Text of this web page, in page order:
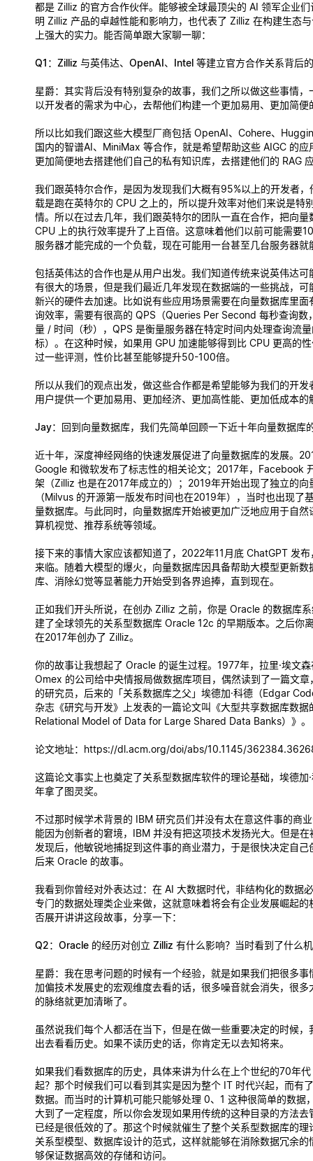
都是 Zilliz 的官方合作伙伴。能够被全球最顶尖的 AI 领军企业
明 Zilliz 产品的卓越性能和影响力，也代表了 Zilliz 在构建生态
上强大的实力。能否简单跟大家聊一聊：
Q1：Zilliz 与英伟达、OpenAI、Intel 等建立官方合作关系背后
星爵：其实背后没有特别复杂的故事，我们之所以做这些事情，
以开发者的需求为中心，去帮他们构建一个更加易用、更加简便
所以比如我们跟这些大模型厂商包括 OpenAI、Cohere、
国内的智谱AI、MiniMax 等合作，就是希望帮助这些 AIGC 的应
更加简便地去搭建他们自己的私有知识库，去搭建他们的 RAG
我们跟英特尔合作，是因为发现我们大概有95%以上的开发者，
载是跑在英特尔的 CPU 之上的，所以提升效率对他们来说是特
情。所以在过去几年，我们跟英特尔的团队一直在合作，把向量
CPU 上的执行效率提升了上百倍。这意味着他们以前可能需要
服务器才能完成的一个负载，现在可能用一台甚至几台服务器就
包括英伟达的合作也是从用户出发。我们知道传统来说英伟达可
有很大的场景，但是我们最近几年发现在数据端的一些挑战，可
新兴的硬件去加速。比如说有些应用场景需要在向量数据库里面
询效率，需要有很高的 QPS（Queries Per Second 每秒查询数
量 / 时间（秒），QPS 是衡量服务器在特定时间内处理查询流
标）。在这种时候，如果用 GPU 加速能够得到比 CPU 更高的
过一些评测，性价比甚至能够提升50-100倍。
所以从我们的观点出发，做这些合作都是希望能够为我们的开发
用户提供一个更加易用、更加经济、更加高性能、更加低成本的
Jay：回到向量数据库，我们先简单回顾一下近十年向量数据库
近十年，深度神经网络的快速发展促进了向量数据库的发展。
Google 和微软发布了标志性的相关论文；2017年，Facebook
架（Zilliz 也是在2017年成立的）；2019年开始出现了独立的向
（Milvus 的开源第一版发布时间也在2019年），当时也出现了
量数据库。与此同时，向量数据库开始被更加广泛地应用于自然
算机视觉、推荐系统等领域。
接下来的事情大家应该都知道了，2022年11月底 ChatGPT 发
来临。随着大模型的爆火，向量数据库因具备帮助大模型更新数
库、消除幻觉等显著能力开始受到各界追捧，直到现在。
正如我们开头所说，在创办 Zilliz 之前，你是 Oracle 的数据库
建了全球领先的关系型数据库 Oracle 12c 的早期版本。之后你
在2017年创办了 Zilliz。
你的故事让我想起了 Oracle 的诞生过程。1977年，拉里·埃文
Omex 的公司给中央情报局做数据库项目，偶然读到了一篇文章
的研究员，后来的「关系数据库之父」埃德加·科德（Edgar
杂志《研究与开发》上发表的一篇论文叫《大型共享数据库数据
Relational Model of Data for Large Shared Data Banks）》。
论文地址：https://dl.acm.org/doi/abs/10.1145/
这篇论文事实上也奠定了关系型数据库软件的理论基础，埃德加
年拿了图灵奖。
不过那时候学术背景的 IBM 研究员们并没有太在意这件事的商
能因为创新者的窘境，IBM 并没有把这项技术发扬光大。但是在
发现后，他敏锐地捕捉到这件事的商业潜力，于是很快决定自己
后来 Oracle 的故事。
我看到你曾经对外表达过：在 AI 大数据时代，非结构化的数据
专门的数据处理类企业来做，这就意味着将会有企业发展崛起的
否展开讲讲这段故事，分享一下：
Q2：Oracle 的经历对创立 Zilliz 有什么影响？当时看到了什么
星爵：我在思考问题的时候有一个经验，就是如果我们把很多事
加偏技术发展史的宏观维度去看的话，很多噪音就会消失，很多
的脉络就更加清晰了。
虽然说我们每个人都活在当下，但是在做一些重要决定的时候，
出去看看历史。如果不读历史的话，你肯定无以去知将来。
如果我们看数据库的历史，具体来讲为什么在上个世纪的70年
起？那个时候我们可以看到其实是因为整个 IT 时代兴起，而有
数据。而当时的计算机可能只能够处理 0、1 这种很简单的数据
大到了一定程度，所以你会发现如果用传统的这种目录的方法去
已经是很低效的了。那这个时候就催生了整个关系型数据库的理
关系型模型、数据库设计的范式，这样就能够在消除数据冗余的
够保证数据高效的存储和访问。